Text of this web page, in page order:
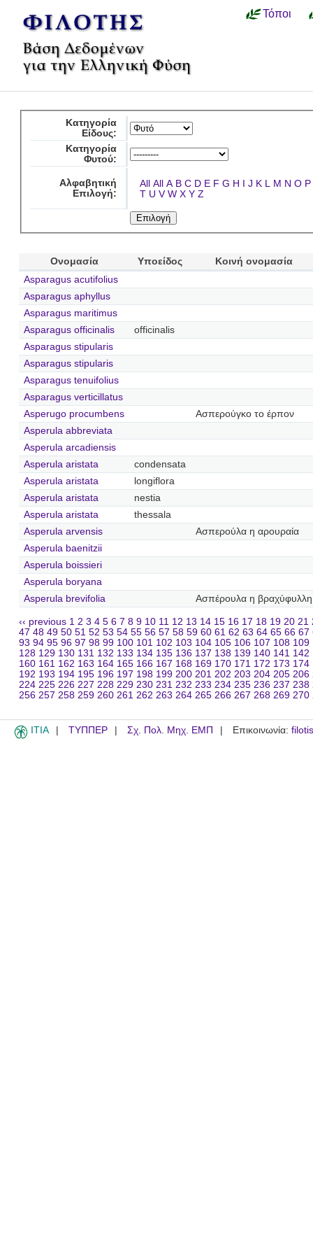
Τόποι
Κατηγορία
Είδους:
Κατηγορία
Φυτού:
Αλφαβητική
Επιλογή:
All All A B C D E F G H I J K L M N O P
T U V W X Y Z
Ονομασία Υποείδος
Κοινή ονομασία
Asparagus acutifolius
Asparagus aphyllus
Asparagus maritimus
Asparagus officinalis
officinalis
Asparagus stipularis
Asparagus stipularis
Asparagus tenuifolius
Asparagus verticillatus
Asperugo procumbens
Ασπερούγκο το έρπον
Asperula abbreviata
Asperula arcadiensis
Asperula aristata
condensata
Asperula aristata
longiflora
Asperula aristata
nestia
Asperula aristata
thessala
Asperula arvensis
Ασπερούλα η αρουραία
Asperula baenitzii
Asperula boissieri
Asperula boryana
Asperula brevifolia
Ασπέρουλα η βραχύφυλλη
‹‹ previous 1 2 3 4 5 6 7 8 9 10 11 12 13 14 15 16 17 18 19 20 21
47 48 49 50 51 52 53 54 55 56 57 58 59 60 61 62 63 64 65 66 67
93 94 95 96 97 98 99 100 101 102 103 104 105 106 107 108 109
128 129 130 131 132 133 134 135 136 137 138 139 140 141 142
160 161 162 163 164 165 166 167 168 169 170 171 172 173 174
192 193 194 195 196 197 198 199 200 201 202 203 204 205 206
224 225 226 227 228 229 230 231 232 233 234 235 236 237 238
256 257 258 259 260 261 262 263 264 265 266 267 268 269 270
ITIA ΤΥΠΠΕΡ Σχ. Πολ. Μηχ. ΕΜΠ Επικοινωνία: